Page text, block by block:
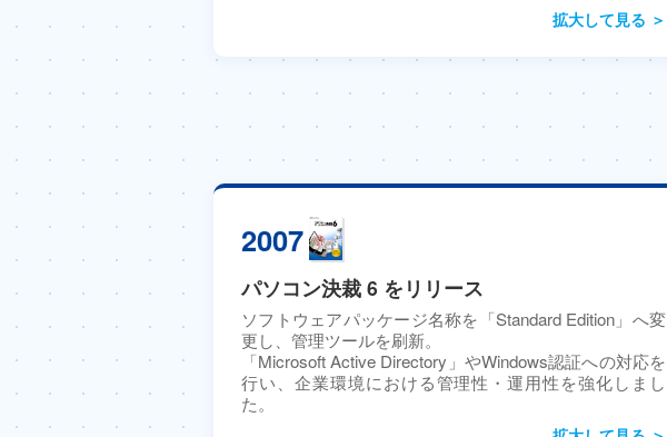
拡大して見る ＞
2007
パソコン決裁 6 をリリース
ソフトウェアパッケージ名称を「Standard Edition」へ変
更し、管理ツールを刷新。
「Microsoft Active Directory」やWindows認証への対応を
行い、企業環境における管理性・運用性を強化しまし
た。